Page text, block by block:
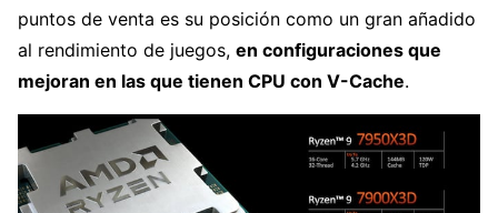
puntos de venta es su posición como un gran añadido
al rendimiento de juegos, en configuraciones que
mejoran en las que tienen CPU con V-Cache.